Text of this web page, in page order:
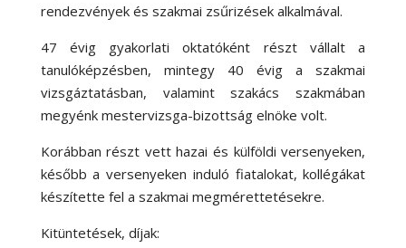
rendezvények és szakmai zsűrizések alkalmával.
47 évig gyakorlati oktatóként részt vállalt a
tanulóképzésben, mintegy 40 évig a szakmai
vizsgáztatásban, valamint szakács szakmában
megyénk mestervizsga-bizottság elnöke volt.
Korábban részt vett hazai és külföldi versenyeken,
később a versenyeken induló fiatalokat, kollégákat
készítette fel a szakmai megmérettetésekre.
Kitüntetések, díjak: